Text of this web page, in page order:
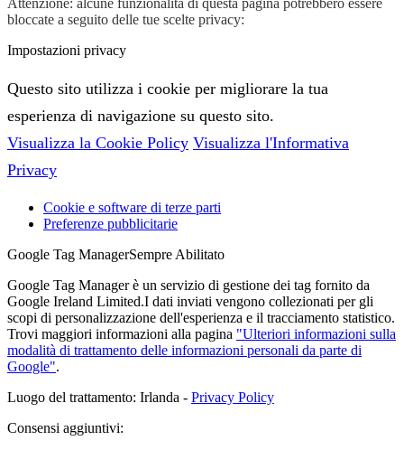
Attenzione: alcune funzionalità di questa pagina potrebbero essere
bloccate a seguito delle tue scelte privacy:
Impostazioni privacy
Questo sito utilizza i cookie per migliorare la tua
esperienza di navigazione su questo sito.
Visualizza la Cookie Policy Visualizza l'Informativa
Privacy
Cookie e software di terze parti
Preferenze pubblicitarie
Google Tag ManagerSempre Abilitato
Google Tag Manager è un servizio di gestione dei tag fornito da
Google Ireland Limited.I dati inviati vengono collezionati per gli
scopi di personalizzazione dell'esperienza e il tracciamento statistico.
Trovi maggiori informazioni alla pagina "Ulteriori informazioni sulla
modalità di trattamento delle informazioni personali da parte di
Google".
Luogo del trattamento: Irlanda - Privacy Policy
Consensi aggiuntivi: